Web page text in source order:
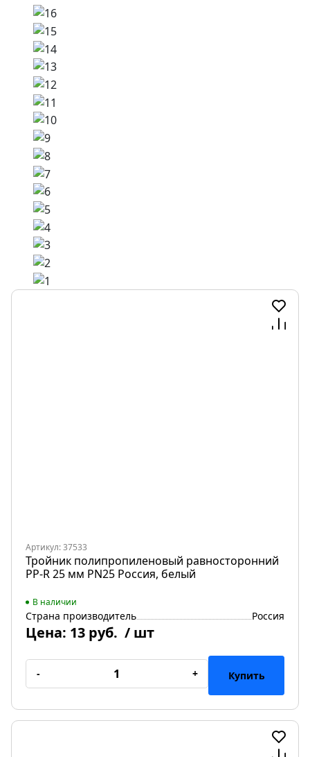
Артикул: 37533
Тройник полипропиленовый равносторонний
PP-R 25 мм PN25 Россия, белый
В наличии
Страна производитель Россия
Цена: 13 руб. / шт
- + Купить